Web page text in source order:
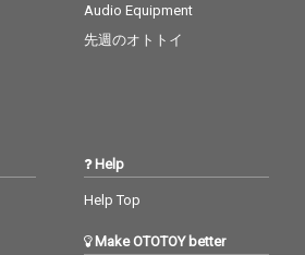
Audio Equipment
先週のオトトイ
Help
Help Top
Make OTOTOY better